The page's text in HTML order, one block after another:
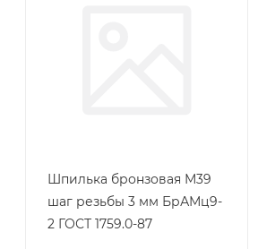
Шпилька бронзовая М39
шаг резьбы 3 мм БрАМц9-
2 ГОСТ 1759.0-87